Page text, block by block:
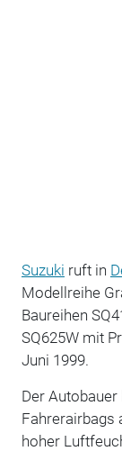
Suzuki ruft in
Modellreihe
Baureihen
SQ625W mit
Juni 1999.
Der
Fahrerairbags
hoher